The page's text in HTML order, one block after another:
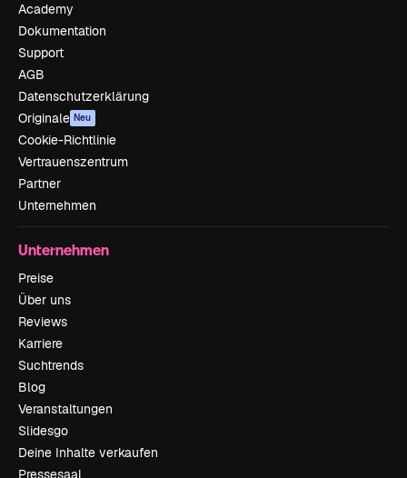
Academy
Dokumentation
Support
AGB
Datenschutzerklärung
Originale Neu
Cookie-Richtlinie
Vertrauenszentrum
Partner
Unternehmen
Unternehmen
Preise
Über uns
Reviews
Karriere
Suchtrends
Blog
Veranstaltungen
Slidesgo
Deine Inhalte verkaufen
Pressesaal